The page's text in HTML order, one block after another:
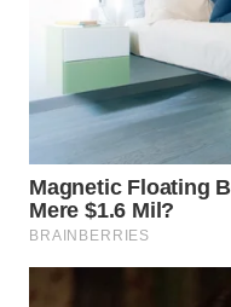
WN
BOROBUDUR
WN
MADURA